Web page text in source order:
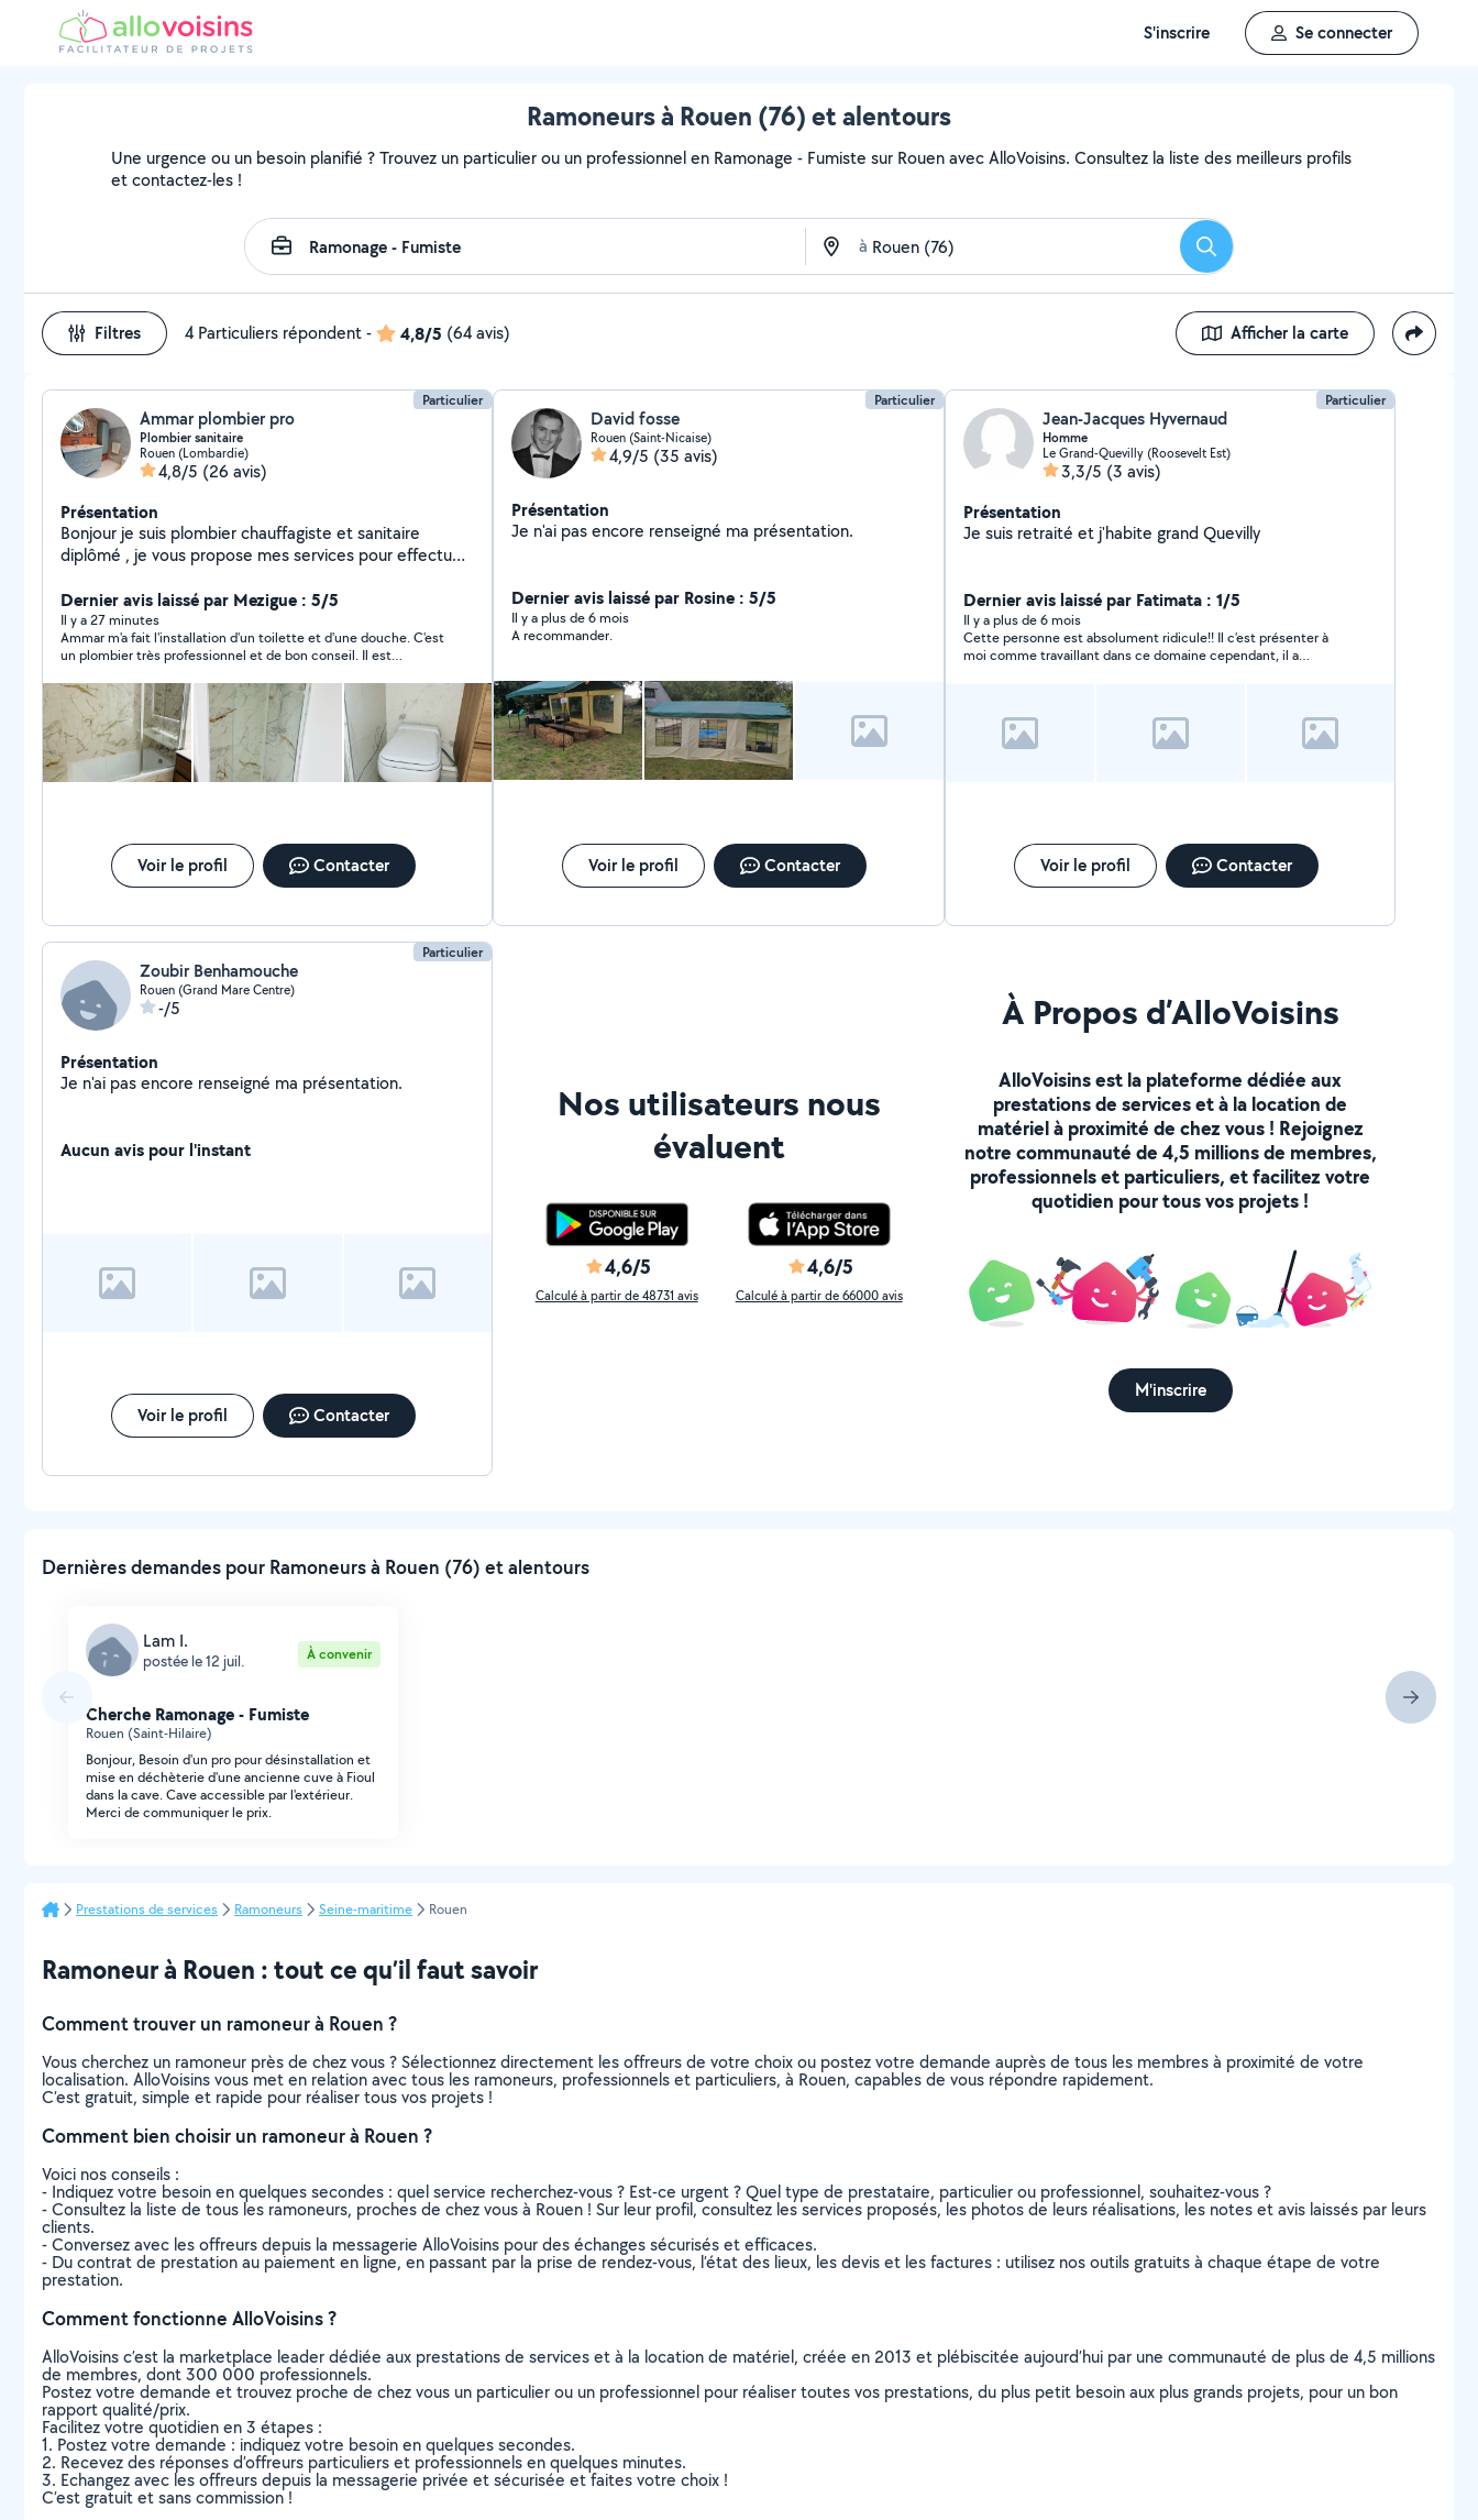
S'inscrire Se connecter
Ramoneurs à Rouen (76) et alentours
Une urgence ou un besoin planifié ? Trouvez un particulier ou un professionnel en Ramonage - Fumiste sur Rouen avec AlloVoisins. Consultez la liste des meilleurs profils
et contactez-les !
à Rechercher
Filtres 4 Particuliers répondent- 4,8/5 (64 avis) Afficher la carte
Particulier
Ammar plombier pro
Plombier sanitaire
Rouen (Lombardie)
4,8/5 (26 avis)
Présentation
Bonjour je suis plombier chauffagiste et sanitaire
diplômé , je vous propose mes services pour effectuer
que les raccordements de PVC Pose de sanitaires Pose
de baignoires Pose de robinetteries .
Dernier avis laissé par Mezigue : 5/5
Il y a 27 minutes
Ammar m'a fait l'installation d'un toilette et d'une douche. C'est
un plombier très professionnel et de bon conseil. Il est
un travail propre, soigné et de bonne qualité. Je le
recommande chaleureusement et je n'hésiterai pas à refaire à
lui si nécessaire. Merci Ammar
Voir le profil Contacter
Particulier
David fosse
Rouen (Saint-Nicaise)
4,9/5 (35 avis)
Présentation
Je n'ai pas encore renseigné ma présentation.
Dernier avis laissé par Rosine : 5/5
Il y a plus de 6 mois
A recommander.
Voir le profil Contacter
Particulier
Jean-Jacques Hyvernaud
Homme
Le Grand-Quevilly (Roosevelt Est)
3,3/5 (3 avis)
Présentation
Je suis retraité et j'habite grand Quevilly
Dernier avis laissé par Fatimata : 1/5
Il y a plus de 6 mois
Cette personne est absolument ridicule!! Il c’est présenter à
moi comme travaillant dans ce domaine cependant, il a
j’ai eu à rdv avec mon entreprise qui me dit que mon poêle et
hors service et qu’il ne me le change pas Cette homme est
Voir le profil Contacter
Particulier
Zoubir Benhamouche
Rouen (Grand Mare Centre)
-/5
Présentation
Je n'ai pas encore renseigné ma présentation.
Aucun avis pour l'instant
Voir le profil Contacter
Nos utilisateurs nous
évaluent
4,6/5
Calculé à partir de 48731 avis
4,6/5
Calculé à partir de 66000 avis
À Propos d’AlloVoisins
AlloVoisins est la plateforme dédiée aux
prestations de services et à la location de
matériel à proximité de chez vous ! Rejoignez
notre communauté de 4,5 millions de membres,
professionnels et particuliers, et facilitez votre
quotidien pour tous vos projets !
M'inscrire
Dernières demandes pour Ramoneurs à Rouen (76) et alentours
Lam I.
postée le 12 juil. À convenir
Cherche Ramonage - Fumiste
Rouen (Saint-Hilaire)
Bonjour, Besoin d'un pro pour désinstallation et
mise en déchèterie d'une ancienne cuve à Fioul
dans la cave. Cave accessible par l'extérieur.
Merci de communiquer le prix.
Prestations de services Ramoneurs Seine-maritime Rouen
Ramoneur à Rouen : tout ce qu’il faut savoir
Comment trouver un ramoneur à Rouen ?
Vous cherchez un ramoneur près de chez vous ? Sélectionnez directement les offreurs de votre choix ou postez votre demande auprès de tous les membres à proximité de votre
localisation. AlloVoisins vous met en relation avec tous les ramoneurs, professionnels et particuliers, à Rouen, capables de vous répondre rapidement.
C’est gratuit, simple et rapide pour réaliser tous vos projets !
Comment bien choisir un ramoneur à Rouen ?
Voici nos conseils :
- Indiquez votre besoin en quelques secondes : quel service recherchez-vous ? Est-ce urgent ? Quel type de prestataire, particulier ou professionnel, souhaitez-vous ?
- Consultez la liste de tous les ramoneurs, proches de chez vous à Rouen ! Sur leur profil, consultez les services proposés, les photos de leurs réalisations, les notes et avis laissés par leurs
clients.
- Conversez avec les offreurs depuis la messagerie AlloVoisins pour des échanges sécurisés et efficaces.
- Du contrat de prestation au paiement en ligne, en passant par la prise de rendez-vous, l’état des lieux, les devis et les factures : utilisez nos outils gratuits à chaque étape de votre
prestation.
Comment fonctionne AlloVoisins ?
AlloVoisins c’est la marketplace leader dédiée aux prestations de services et à la location de matériel, créée en 2013 et plébiscitée aujourd’hui par une communauté de plus de 4,5 millions
de membres, dont 300 000 professionnels.
Postez votre demande et trouvez proche de chez vous un particulier ou un professionnel pour réaliser toutes vos prestations, du plus petit besoin aux plus grands projets, pour un bon
rapport qualité/prix.
Facilitez votre quotidien en 3 étapes :
1. Postez votre demande : indiquez votre besoin en quelques secondes.
2. Recevez des réponses d’offreurs particuliers et professionnels en quelques minutes.
3. Echangez avec les offreurs depuis la messagerie privée et sécurisée et faites votre choix !
C’est gratuit et sans commission !